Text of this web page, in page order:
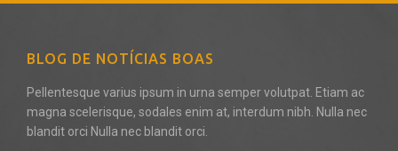
BLOG DE NOTÍCIAS BOAS
Pellentesque varius ipsum in urna semper volutpat. Etiam ac
magna scelerisque, sodales enim at, interdum nibh. Nulla nec
blandit orci Nulla nec blandit orci.